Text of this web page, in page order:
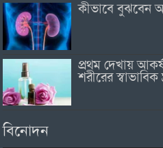
কীভাবে বুঝবেন
প্রথম দেখায়
শরীরের স্বাভাবিক
বিনোদন